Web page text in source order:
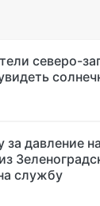
северо-
за давление
службу